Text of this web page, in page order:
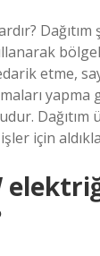
etme,
yapma
Dağıtım
için